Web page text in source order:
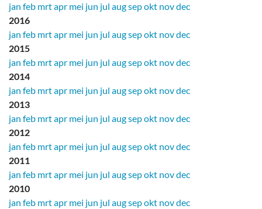
jan feb mrtapr mei jun jul augsepokt novdec
2016
jan feb mrtapr mei jun jul augsepokt novdec
2015
jan feb mrtapr mei jun jul augsepokt novdec
2014
jan feb mrtapr mei jun jul augsepokt novdec
2013
jan feb mrtapr mei jun jul augsepokt novdec
2012
jan feb mrtapr mei jun jul augsepokt novdec
2011
jan feb mrtapr mei jun jul augsepokt novdec
2010
jan feb mrtapr mei jun jul augsepokt novdec